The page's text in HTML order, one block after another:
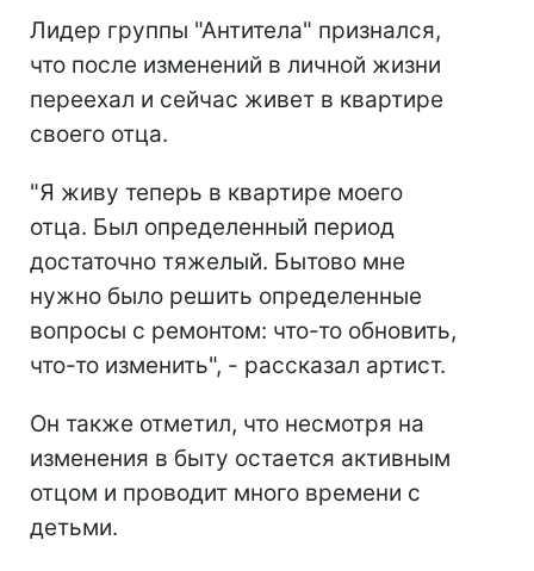
Лидер группы "Антитела" признался,
что после изменений в личной жизни
переехал и сейчас живет в квартире
своего отца.
"Я живу теперь в квартире моего
отца. Был определенный период
достаточно тяжелый. Бытово мне
нужно было решить определенные
вопросы с ремонтом: что-то обновить,
что-то изменить", - рассказал артист.
Он также отметил, что несмотря на
изменения в быту остается активным
отцом и проводит много времени с
детьми.